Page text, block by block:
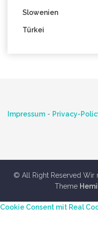
Slowenien
Türkei
Impressum - Privacy-
© All Right Reserved Wir
Theme
Cookie Consent mit Real